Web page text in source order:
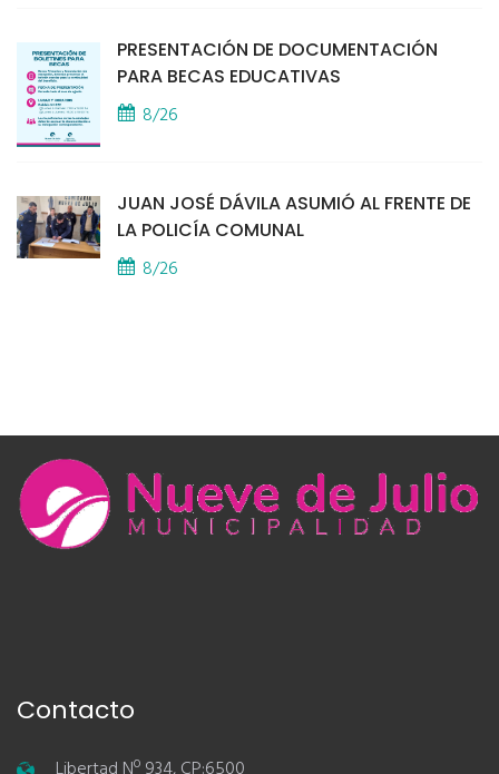
PRESENTACIÓN DE DOCUMENTACIÓN
PARA BECAS EDUCATIVAS
8/26
JUAN JOSÉ DÁVILA ASUMIÓ AL FRENTE DE
LA POLICÍA COMUNAL
8/26
Contacto